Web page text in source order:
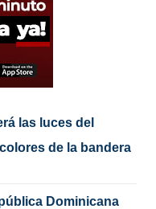
las luces del
de la bandera
Dominicana